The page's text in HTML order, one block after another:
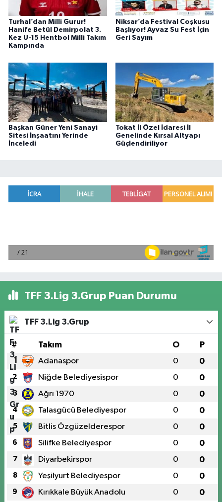
Turhal’dan Milli Gurur!
Hanife Betül Demirpolat 3.
Kez U-15 Hentbol Milli Takım
Kampında
Niksar’da Festival Coşkusu
Başlıyor! Ayvaz Su Fest İçin
Geri Sayım
Başkan Güner Yeni Sanayi
Sitesi İnşaatını Yerinde
İnceledi
Tokat İl Özel İdaresi İl
Genelinde Kırsal Altyapı
Güçlendiriliyor
TFF 3.Lig 3.Grup Puan Durumu
TFF 3.Lig 3.Grup
# Takım O P
1 Adanaspor 0 0
2 Niğde Belediyesispor 0 0
3 Ağrı 1970 0 0
4 Talasgücü Belediyespor 0 0
5 Bitlis Özgüzelderespor 0 0
6 Silifke Belediyespor 0 0
7 Diyarbekirspor 0 0
8 Yeşilyurt Belediyespor 0 0
9 Kırıkkale Büyük Anadolu 0 0